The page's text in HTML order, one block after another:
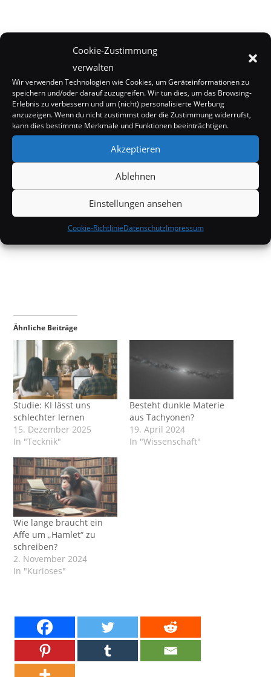
Cookie-Zustimmung
verwalten
Wir verwenden Technologien wie Cookies, um Geräteinformationen zu
speichern und/oder darauf zuzugreifen. Wir tun dies, um das Browsing-
Erlebnis zu verbessern und um (nicht) personalisierte Werbung
anzuzeigen. Wenn du nicht zustimmst oder die Zustimmung widerrufst,
kann dies bestimmte Merkmale und Funktionen beeinträchtigen.
Akzeptieren
Ablehnen
Einstellungen ansehen
Cookie-RichtlinieDatenschutzImpressum
Ähnliche Beiträge
Studie: KI lässt uns
schlechter lernen
15. Dezember 2025
In "Tecknik"
Besteht dunkle Materie
aus Tachyonen?
19. April 2024
In "Wissenschaft"
Wie lange braucht ein
Affe um „Hamlet“ zu
schreiben?
2. November 2024
In "Kurioses"